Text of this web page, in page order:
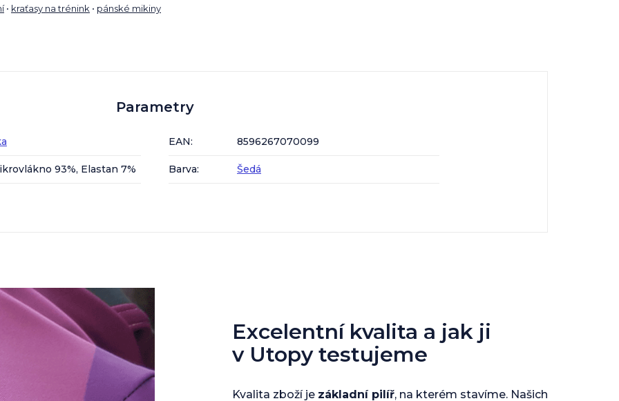
• kraťasy na trénink • pánské mikiny
Parametry
EAN: 8596267070099
93%, Elastan 7% Barva: Šedá
Excelentní kvalita a jak ji
v Utopy testujeme
Kvalita zboží je základní pilíř, na kterém stavíme. Našich